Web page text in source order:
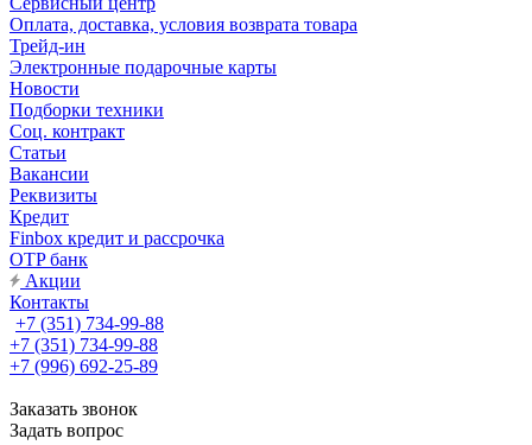
Оплата, доставка, условия возврата товара
Трейд-ин
Электронные подарочные карты
Новости
Подборки техники
Соц. контракт
Статьи
Вакансии
Реквизиты
Кредит
Finbox кредит и рассрочка
OTP банк
Акции
Контакты
+7 (351) 734-99-88
+7 (351) 734-99-88
+7 (996) 692-25-89
Заказать звонок
Задать вопрос